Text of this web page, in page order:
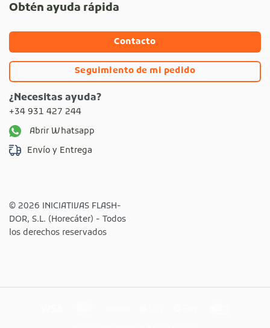
Obtén ayuda rápida
Contacto
Seguimiento de mi pedido
¿Necesitas ayuda?
+34 931 427 244
Abrir Whatsapp
Envío y Entrega
© 2026 INICIATIVAS FLASH-
DOR, S.L. (Horecáter) - Todos
los derechos reservados